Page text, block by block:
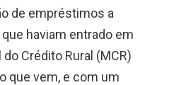
de empréstimos a
haviam entrado em
Crédito Rural (MCR)
que vem, e com um